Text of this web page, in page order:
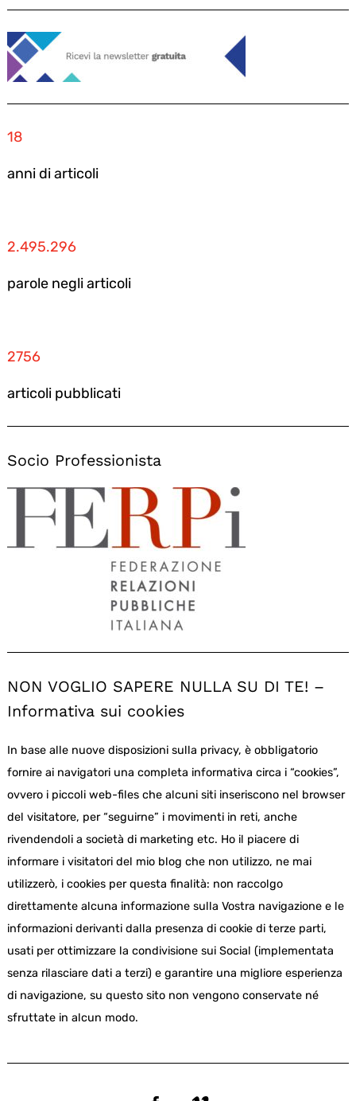
18
anni di articoli
2.495.296
parole negli articoli
2756
articoli pubblicati
Socio Professionista
NON VOGLIO SAPERE NULLA SU DI TE! –
Informativa sui cookies
In base alle nuove disposizioni sulla privacy, è obbligatorio
fornire ai navigatori una completa informativa circa i “cookies”,
ovvero i piccoli web-files che alcuni siti inseriscono nel browser
del visitatore, per “seguirne” i movimenti in reti, anche
rivendendoli a società di marketing etc. Ho il piacere di
informare i visitatori del mio blog che non utilizzo, ne mai
utilizzerò, i cookies per questa finalità: non raccolgo
direttamente alcuna informazione sulla Vostra navigazione e le
informazioni derivanti dalla presenza di cookie di terze parti,
usati per ottimizzare la condivisione sui Social (implementata
senza rilasciare dati a terzi) e garantire una migliore esperienza
di navigazione, su questo sito non vengono conservate né
sfruttate in alcun modo.